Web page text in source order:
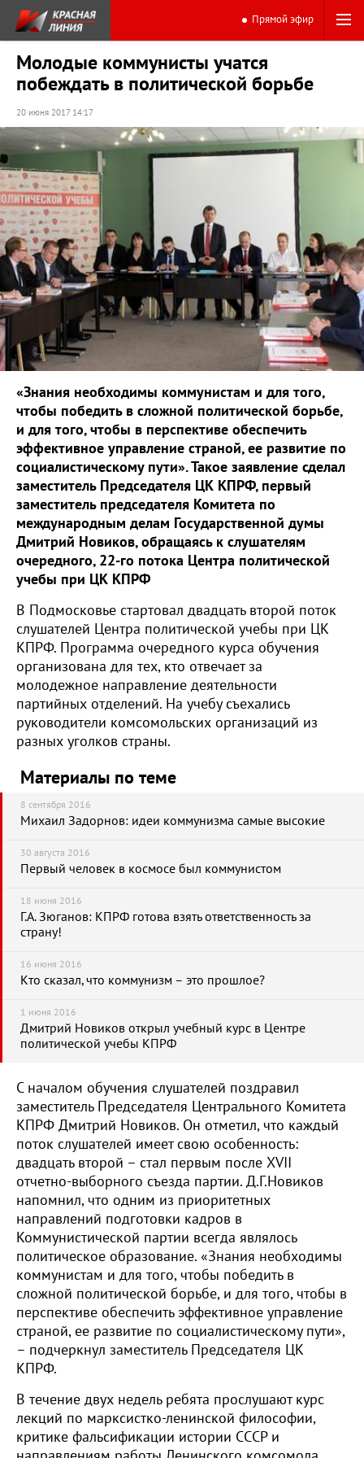
Прямой эфир
Молодые коммунисты учатся
побеждать в политической борьбе
20 июня 2017 14:17
«Знания необходимы коммунистам и для того,
чтобы победить в сложной политической борьбе,
и для того, чтобы в перспективе обеспечить
эффективное управление страной, ее развитие по
социалистическому пути». Такое заявление сделал
заместитель Председателя ЦК КПРФ, первый
заместитель председателя Комитета по
международным делам Государственной думы
Дмитрий Новиков, обращаясь к слушателям
очередного, 22-го потока Центра политической
учебы при ЦК КПРФ
В Подмосковье стартовал двадцать второй поток
слушателей Центра политической учебы при ЦК
КПРФ. Программа очередного курса обучения
организована для тех, кто отвечает за
молодежное направление деятельности
партийных отделений. На учебу съехались
руководители комсомольских организаций из
разных уголков страны.
Материалы по теме
8 сентября 2016
Михаил Задорнов: идеи коммунизма самые высокие
30 августа 2016
Первый человек в космосе был коммунистом
18 июня 2016
Г.А. Зюганов: КПРФ готова взять ответственность за
страну!
16 июня 2016
Кто сказал, что коммунизм – это прошлое?
1 июня 2016
Дмитрий Новиков открыл учебный курс в Центре
политической учебы КПРФ
С началом обучения слушателей поздравил
заместитель Председателя Центрального Комитета
КПРФ Дмитрий Новиков. Он отметил, что каждый
поток слушателей имеет свою особенность:
двадцать второй – стал первым после XVII
отчетно-выборного съезда партии. Д.Г.Новиков
напомнил, что одним из приоритетных
направлений подготовки кадров в
Коммунистической партии всегда являлось
политическое образование. «Знания необходимы
коммунистам и для того, чтобы победить в
сложной политической борьбе, и для того, чтобы в
перспективе обеспечить эффективное управление
страной, ее развитие по социалистическому пути»,
– подчеркнул заместитель Председателя ЦК
КПРФ.
В течение двух недель ребята прослушают курс
лекций по марксистко-ленинской философии,
критике фальсификации истории СССР и